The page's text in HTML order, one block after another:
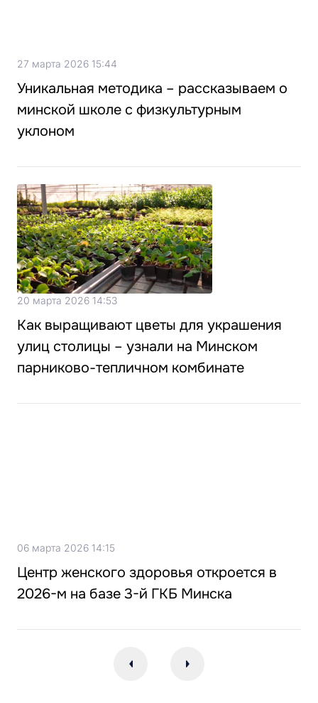
27 марта 2026 15:44
Уникальная методика – рассказываем о
минской школе с физкультурным
уклоном
20 марта 2026 14:53
Как выращивают цветы для украшения
улиц столицы – узнали на Минском
парниково-тепличном комбинате
06 марта 2026 14:15
Центр женского здоровья откроется в
2026-м на базе 3-й ГКБ Минска